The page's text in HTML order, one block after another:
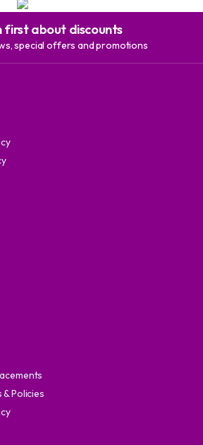
first about discounts
special offers and promotions
Policies